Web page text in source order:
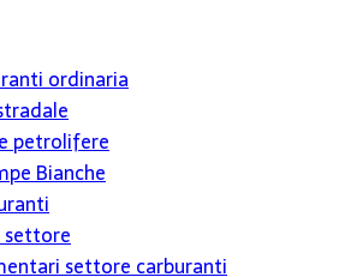
ordinaria
petrolifere
Bianche
settore
settore carburanti